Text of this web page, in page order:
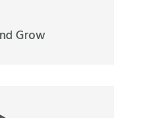
Grow